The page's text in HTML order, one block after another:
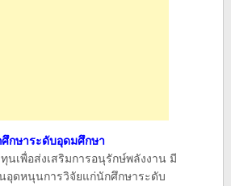
กษาระดับอุดมศึกษา
นเพื่อส่งเสริมการอนุรักษ์พลังงาน มี
อุดหนุนการวิจัยแก่นักศึกษาระดับ